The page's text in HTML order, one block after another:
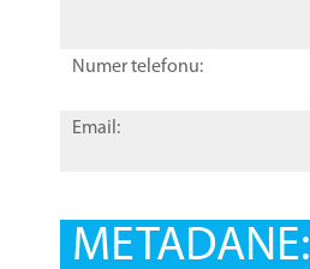
Numer telefonu:
Email:
METADANE: